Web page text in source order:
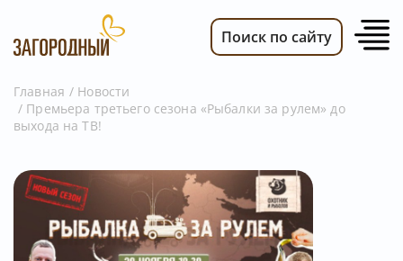
ВИДЕО
ПЕРЕДАЧИ
ТЕЛЕПРОГРАММА
РЕКЛАМОДАТЕЛЯМ
Поиск по сайту
Главная
Новости
Премьера третьего сезона «Рыбалки за рулем» до
выхода на ТВ!